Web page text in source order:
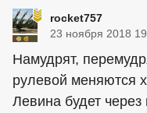
rocket757
23 ноября 2018
Намудрят,
рулевой меняются
Левина будет